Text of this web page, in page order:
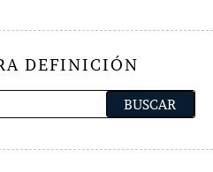
DEFINICIÓN